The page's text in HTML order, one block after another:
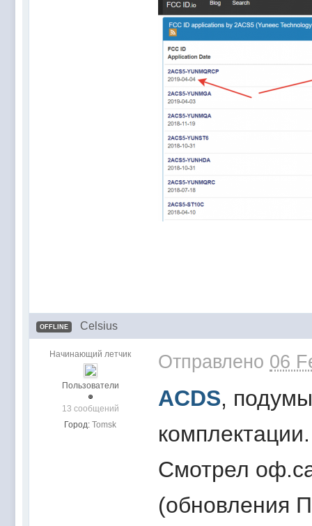
OFFLINE Celsius
Начинающий летчик
Пользователи
13 сообщений
Город: Tomsk
Отправлено 06
ACDS,
Смотрел
(обновления